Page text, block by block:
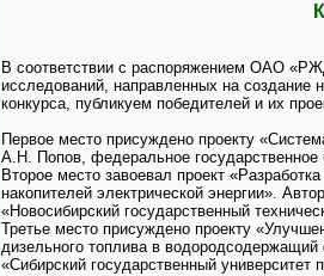
В соответствии с распоряжением ОАО
исследований, направленных на создание
конкурса, публикуем победителей и их
Первое место присуждено проекту
А.Н. Попов, федеральное государственное
Второе место завоевал проект
накопителей электрической энергии».
«Новосибирский государственный
Третье место присуждено проекту
дизельного топлива в
«Сибирский государственный университет